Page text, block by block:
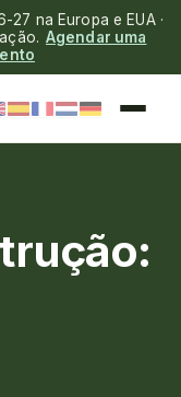
na Europa e EUA ·
Agendar uma